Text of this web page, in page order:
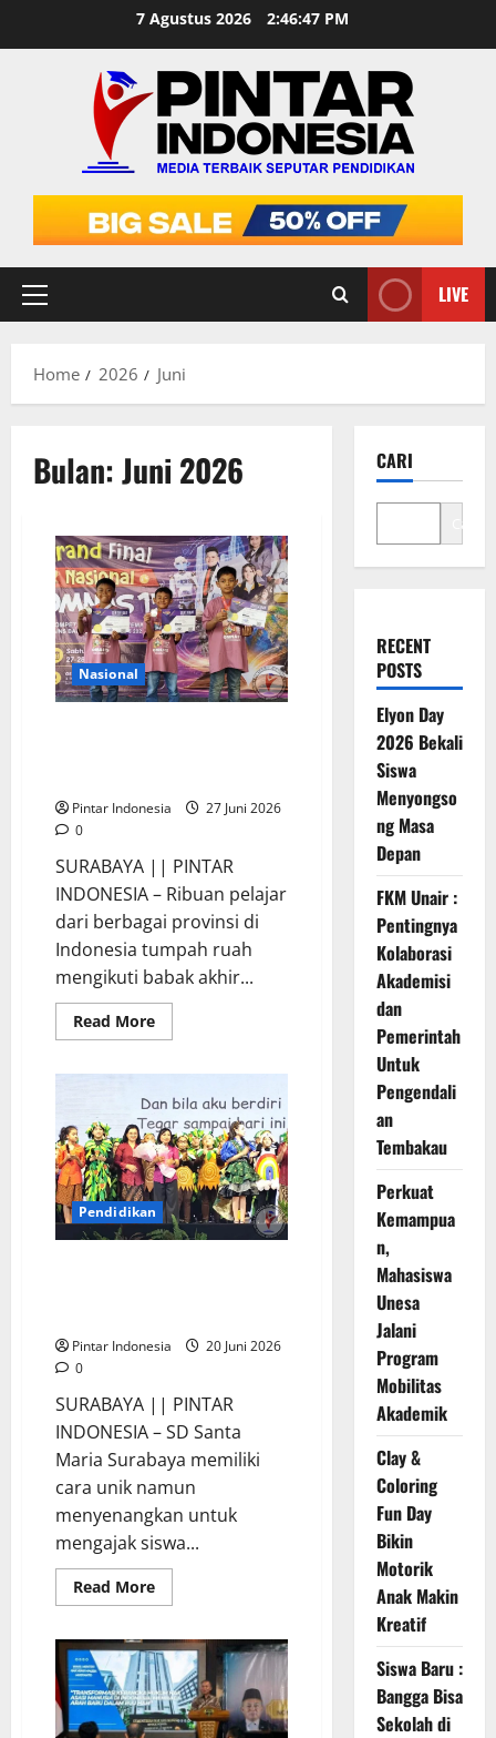
7 Agustus 2026 2:46:48 PM
Primary
LIVE
Home 2026 Juni
Bulan:Juni 2026
Nasional
Pintar Indonesia
27 Juni 2026
0
SURABAYA || PINTAR
INDONESIA – Ribuan pelajar
dari berbagai provinsi di
Indonesia tumpah ruah
mengikuti babak akhir...
Read MoreRead
more
se
Indonesia
Berebut
Posisi
Juara
di
Final
Nasional
OMNAS
15
Pendidikan
Pintar Indonesia
20 Juni 2026
0
SURABAYA || PINTAR
INDONESIA – SD Santa
Maria Surabaya memiliki
cara unik namun
menyenangkan untuk
mengajak siswa...
Read MoreRead
more
Santa
Maria
Surabaya
Ajak
Siswa
Peduli
CARI
Cari
RECENT
POSTS
Elyon Day
2026 Bekali
Siswa
Menyongso
ng Masa
Depan
FKM Unair :
Pentingnya
Kolaborasi
Akademisi
dan
Pemerintah
Untuk
Pengendali
an
Tembakau
Perkuat
Kemampua
n,
Mahasiswa
Unesa
Jalani
Program
Mobilitas
Akademik
Clay &
Coloring
Fun Day
Bikin
Motorik
Anak Makin
Kreatif
Siswa Baru :
Bangga Bisa
Sekolah di